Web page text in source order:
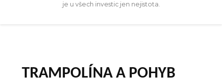
je u všech investic jen nejistota.
TRAMPOLÍNA A POHYB